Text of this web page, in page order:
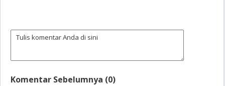
Komentar Sebelumnya (0)